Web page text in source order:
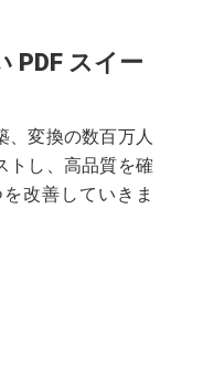
PDF スイー
、変換の数百万人
トし、高品質を確
改善していきま